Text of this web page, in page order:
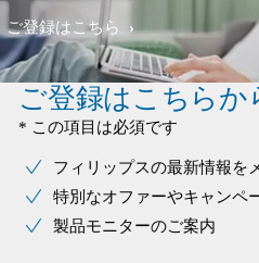
ご登録はこちら
ご登録はこちらか
* この項目は必須です
フィリップスの最新情報を
特別なオファーやキャンペ
製品モニターのご案内